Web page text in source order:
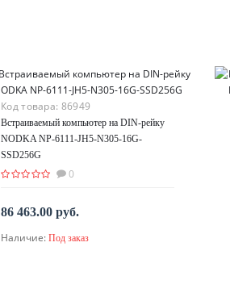
Код товара: 86949
Встраиваемый компьютер на DIN-рейку
NODKA NP-6111-JH5-N305-16G-
SSD256G
0
86 463.00 руб.
По запросу
Наличие: Под заказ